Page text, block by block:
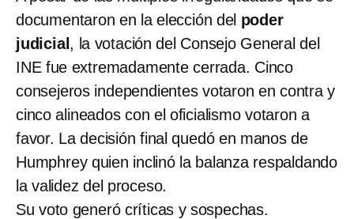
documentaron en la elección del poder
judicial , la votación del Consejo General del
INE fue extremadamente cerrada. Cinco
consejeros independientes votaron en contra y
cinco alineados con el oficialismo votaron a
favor. La decisión final quedó en manos de
Humphrey quien inclinó la balanza respaldando
la validez del proceso.
Su voto generó críticas y sospechas.